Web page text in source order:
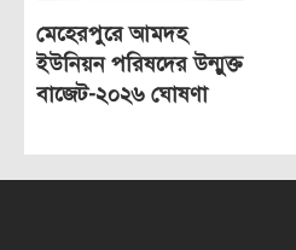
মেহেরপুরে আমদহ
ইউনিয়ন পরিষদের উন্মুক্ত
বাজেট-২০২৬ ঘোষণা